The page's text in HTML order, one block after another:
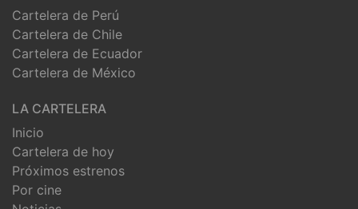
Cartelera de Perú
Cartelera de Chile
Cartelera de Ecuador
Cartelera de México
LA CARTELERA
Inicio
Cartelera de hoy
Próximos estrenos
Por cine